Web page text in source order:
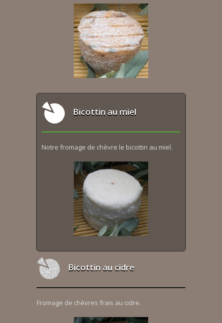
Bicottin au miel
Notre fromage de chèvre le bicottin au miel.
Bicottin au cidre
Fromage de chèvres frais au cidre.